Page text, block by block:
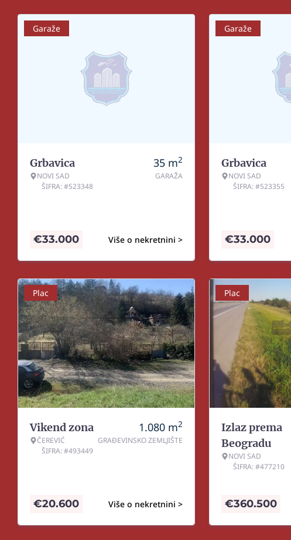
Garaže
Grbavica
NOVI SAD
ŠIFRA: #523348
35 m2
GARAŽA
Više o nekretnini >
€33.000
Garaže
Grbavica
NOVI SAD
ŠIFRA: #523355
€33.000
Plac
Vikend zona
ČEREVIĆ
ŠIFRA: #493449
1.080 m2
GRAĐEVINSKO ZEMLJIŠTE
Više o nekretnini >
€20.600
Plac
Izlaz prema
Beogradu
NOVI SAD
ŠIFRA: #477210
€360.500